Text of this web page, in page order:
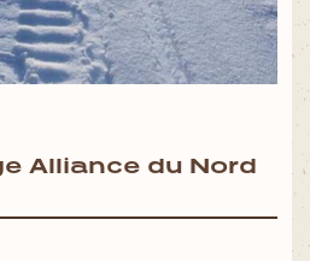
Alliance du Nord